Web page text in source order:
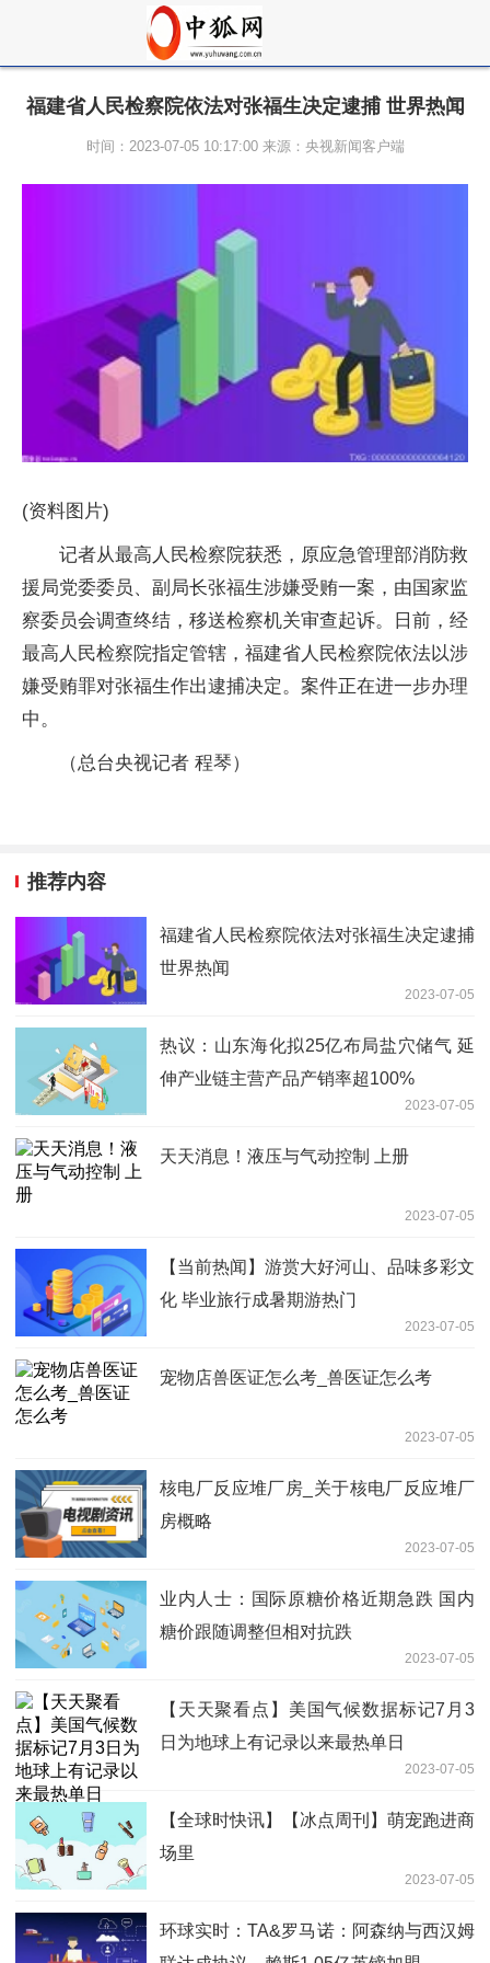
福建省人民检察院依法对张福生决定逮捕 世界热闻
时间：2023-07-05 10:17:00 来源：央视新闻客户端
(资料图片)
记者从最高人民检察院获悉，原应急管理部消防救
援局党委委员、副局长张福生涉嫌受贿一案，由国家监
察委员会调查终结，移送检察机关审查起诉。日前，经
最高人民检察院指定管辖，福建省人民检察院依法以涉
嫌受贿罪对张福生作出逮捕决定。案件正在进一步办理
中。
（总台央视记者 程琴）
推荐内容
福建省人民检察院依法对张福生决定逮捕
世界热闻
2023-07-05
热议：山东海化拟25亿布局盐穴储气 延
伸产业链主营产品产销率超100%
2023-07-05
天天消息！液压与气动控制 上册
2023-07-05
【当前热闻】游赏大好河山、品味多彩文
化 毕业旅行成暑期游热门
2023-07-05
宠物店兽医证怎么考_兽医证怎么考
2023-07-05
核电厂反应堆厂房_关于核电厂反应堆厂
房概略
2023-07-05
业内人士：国际原糖价格近期急跌 国内
糖价跟随调整但相对抗跌
2023-07-05
【天天聚看点】美国气候数据标记7月3
日为地球上有记录以来最热单日
2023-07-05
【全球时快讯】【冰点周刊】萌宠跑进商
场里
2023-07-05
环球实时：TA&罗马诺：阿森纳与西汉姆